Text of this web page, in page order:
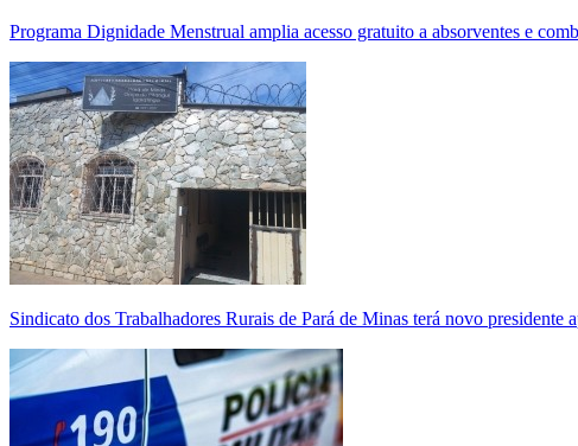
Programa Dignidade Menstrual amplia acesso gratuito a absorventes e
Sindicato dos Trabalhadores Rurais de Pará de Minas terá novo presidente